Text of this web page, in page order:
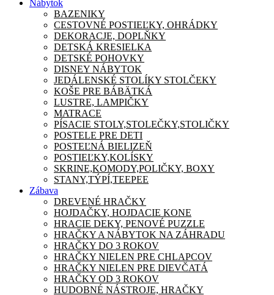
Nábytok
BAZENIKY
CESTOVNÉ POSTIEĽKY, OHRÁDKY
DEKORACJE, DOPLŇKY
DETSKÁ KRESIELKA
DETSKÉ POHOVKY
DISNEY NÁBYTOK
JEDÁLENSKÉ STOLÍKY STOLČEKY
KOŠE PRE BÁBÄTKÁ
LUSTRE, LAMPIČKY
MATRACE
PÍSACIE STOLY,STOLEČKY,STOLIČKY
POSTELE PRE DETI
POSTEĽNÁ BIELIZEŇ
POSTIEĽKY,KOLÍSKY
SKRINE,KOMODY,POLIČKY, BOXY
STANY,TÝPÍ,TEEPEE
Zábava
DREVENÉ HRAČKY
HOJDAČKY, HOJDACIE KONE
HRACIE DEKY, PENOVÉ PUZZLE
HRAČKY A NÁBYTOK NA ZÁHRADU
HRAČKY DO 3 ROKOV
HRAČKY NIELEN PRE CHLAPCOV
HRAČKY NIELEN PRE DIEVČATÁ
HRAČKY OD 3 ROKOV
HUDOBNÉ NÁSTROJE, HRAČKY